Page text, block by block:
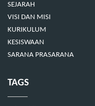
SEJARAH
VISI DAN MISI
KURIKULUM
KESISWAAN
SARANA PRASARANA
TAGS